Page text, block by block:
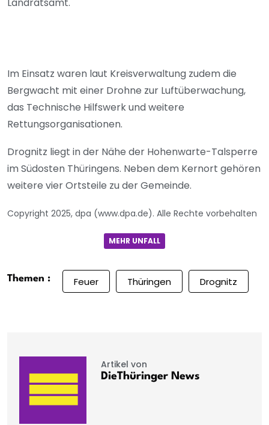
Landratsamt.
Im Einsatz waren laut Kreisverwaltung zudem die
Bergwacht mit einer Drohne zur Luftüberwachung,
das Technische Hilfswerk und weitere
Rettungsorganisationen.
Drognitz liegt in der Nähe der Hohenwarte-Talsperre
im Südosten Thüringens. Neben dem Kernort gehören
weitere vier Ortsteile zu der Gemeinde.
Copyright 2025, dpa (www.dpa.de). Alle Rechte vorbehalten
MEHR UNFALL
Themen : Feuer Thüringen Drognitz
Artikel von
DieThüringer News